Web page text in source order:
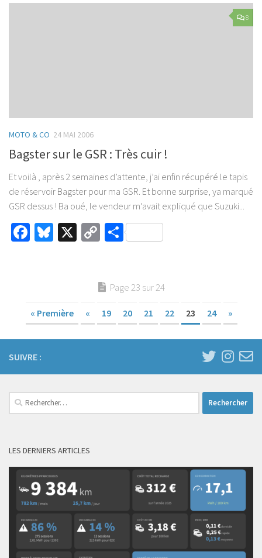
8
MOTO & CO 24 MAI 2006
Bagster sur le GSR : Très cuir !
Et voilà , après 2 semaines d’attente, j’ai enfin récupéré le tapis
de réservoir Bagster pour ma GSR. Et bonne surprise, ya marqué
GSR dessus ! Ba oué, le vendeur m’avait expliqué que Suzuki...
Facebook
Bluesky
X
CopyPartager
Page 23 sur 24
« Première « 19 20 21 22 23 24 »
SUIVRE :
Rechercher :
LES DERNIERS ARTICLES